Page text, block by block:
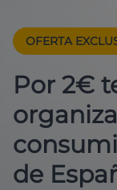
OFERTA
Por 2€
de